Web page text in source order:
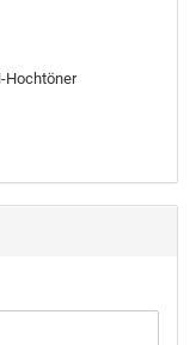
Hochtöner